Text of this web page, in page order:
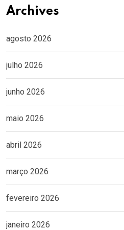
Archives
agosto 2026
julho 2026
junho 2026
maio 2026
abril 2026
março 2026
fevereiro 2026
janeiro 2026